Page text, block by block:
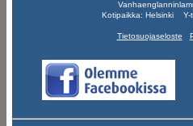
Kotipaikka: Helsinki Y-
Tietosuojaseloste